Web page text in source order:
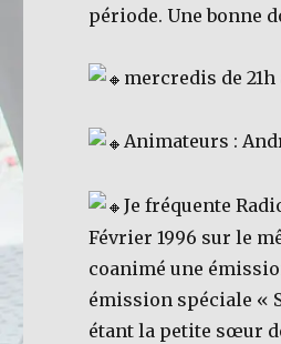
période. Une bonne
mercredis de 21h
Animateurs :
Je fréquente
Février 1996 sur le
coanimé une
émission spéciale «
étant la petite sœur